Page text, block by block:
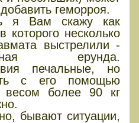
геморроя.
я Вам скажу как
которого несколько
выстрелили -
ерунда.
печальные, но
с его помощью
весом более 90 кг
бывают ситуации,